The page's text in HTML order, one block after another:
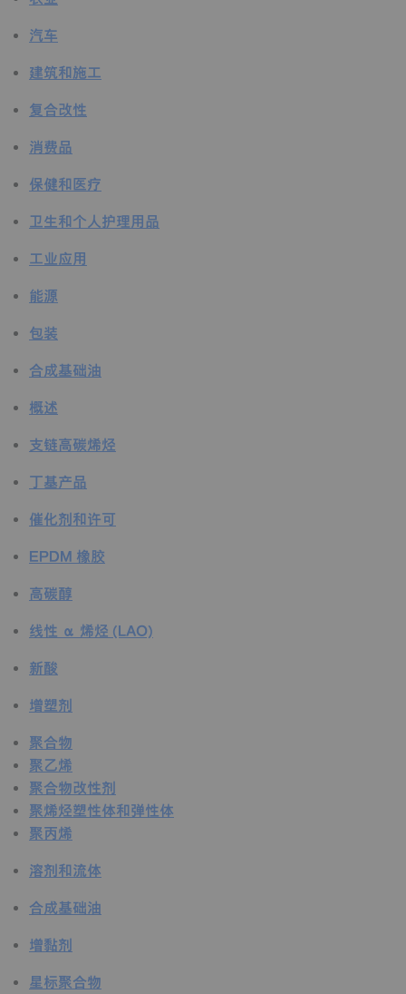
汽车
建筑和施工
复合改性
消费品
保健和医疗
卫生和个人护理用品
工业应用
能源
包装
合成基础油
概述
支链高碳烯烃
丁基产品
催化剂和许可
EPDM 橡胶
高碳醇
线性 α 烯烃 (LAO)
新酸
增塑剂
聚合物
聚乙烯
聚合物改性剂
聚烯烃塑性体和弹性体
聚丙烯
溶剂和流体
合成基础油
增黏剂
星标聚合物